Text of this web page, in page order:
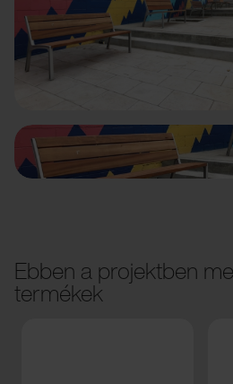
Előző
Ebben a projektben
termékek